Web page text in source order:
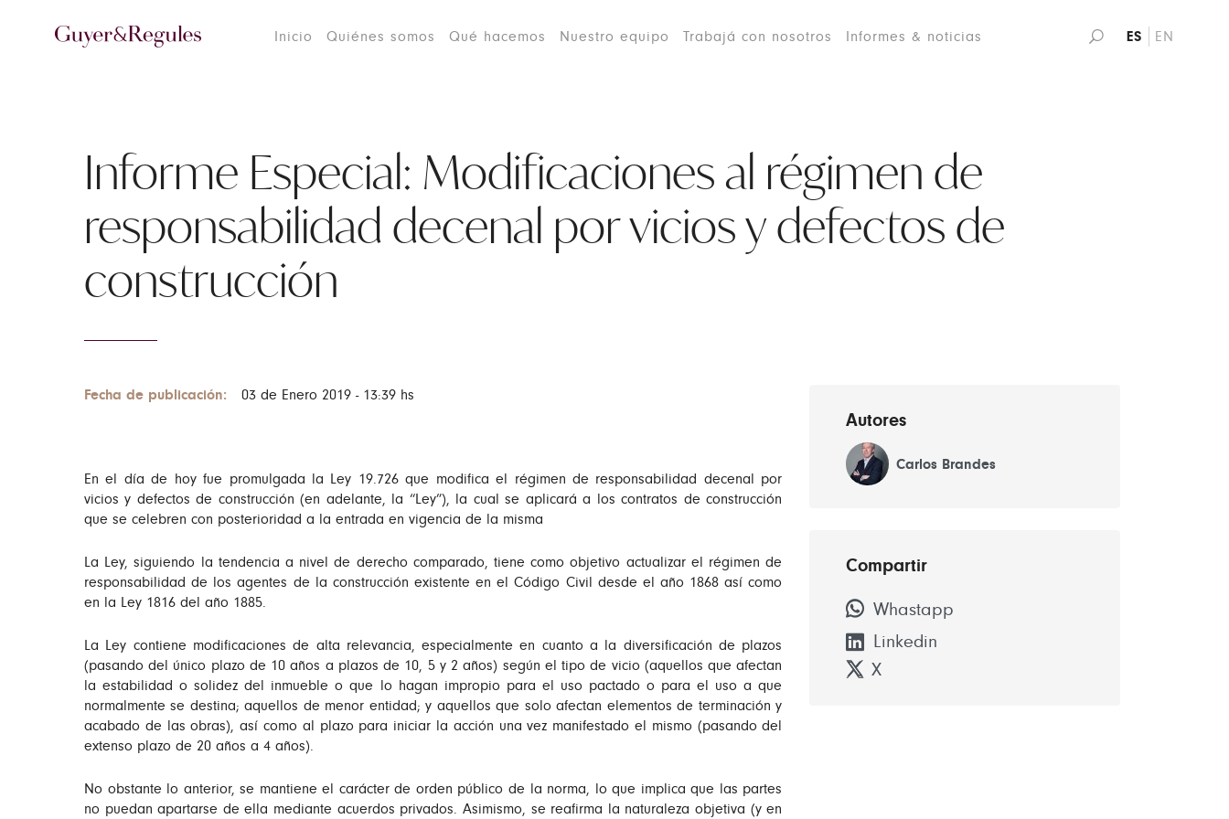
Inicio Quiénes somos Qué hacemos Nuestro equipo Trabajá con nosotros Informes & noticias ES EN
Informe Especial: Modificaciones al régimen de
responsabilidad decenal por vicios y defectos de
construcción
Fecha de publicación: 03 de Enero 2019 - 13:39 hs
En el día de hoy fue promulgada la Ley 19.726 que modifica el régimen de responsabilidad decenal por
vicios y defectos de construcción (en adelante, la “Ley”), la cual se aplicará a los contratos de construcción
que se celebren con posterioridad a la entrada en vigencia de la misma
La Ley, siguiendo la tendencia a nivel de derecho comparado, tiene como objetivo actualizar el régimen de
responsabilidad de los agentes de la construcción existente en el Código Civil desde el año 1868 así como
en la Ley 1816 del año 1885.
La Ley contiene modificaciones de alta relevancia, especialmente en cuanto a la diversificación de plazos
(pasando del único plazo de 10 años a plazos de 10, 5 y 2 años) según el tipo de vicio (aquellos que afectan
la estabilidad o solidez del inmueble o que lo hagan impropio para el uso pactado o para el uso a que
normalmente se destina; aquellos de menor entidad; y aquellos que solo afectan elementos de terminación y
acabado de las obras), así como al plazo para iniciar la acción una vez manifestado el mismo (pasando del
extenso plazo de 20 años a 4 años).
No obstante lo anterior, se mantiene el carácter de orden público de la norma, lo que implica que las partes
no puedan apartarse de ella mediante acuerdos privados. Asimismo, se reafirma la naturaleza objetiva (y en
Autores
Carlos Brandes
Compartir
Whastapp
Linkedin
X